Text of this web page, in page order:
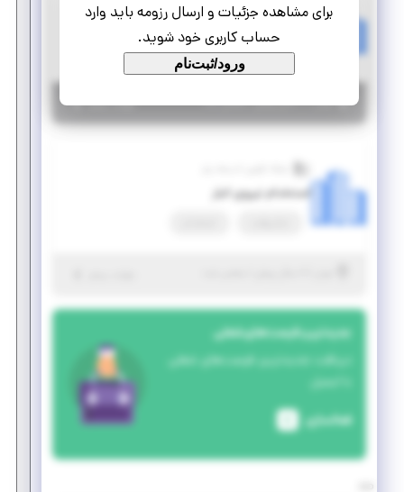
برای مشاهده جزئیات و ارسال رزومه باید وارد
حساب کاربری خود شوید.
ورود/ثبت‌نام
استخدام حسابدار
تمام وقت استخدام
تهران |۶ سال پیش | منقضی شده جزئیات بیشتر
استخدام نیروی انبار
جدیدترین فرصت‌های شغلی
دریافت جدیدترین فرصت‌های شغلی
با ایمیل
فعالسازی